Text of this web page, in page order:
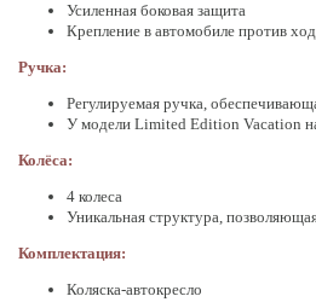
Усиленная боковая защита
Крепление в автомобиле против
Ручка:
Регулируемая ручка,
У модели Limited Edition Vacation
Колёса:
4 колеса
Уникальная структура,
Комплектация:
Коляска-автокресло